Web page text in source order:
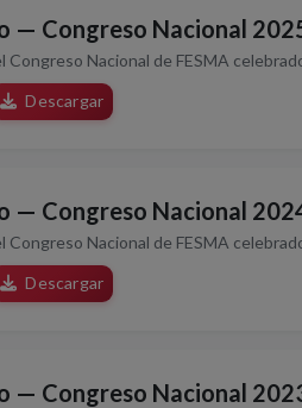
— Congreso Nacional
Congreso Nacional de FESMA
Descargar
— Congreso Nacional
Congreso Nacional de FESMA
Descargar
— Congreso Nacional